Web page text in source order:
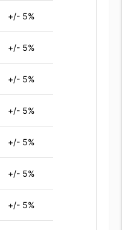
+/- 5%
+/- 5%
+/- 5%
+/- 5%
+/- 5%
+/- 5%
+/- 5%